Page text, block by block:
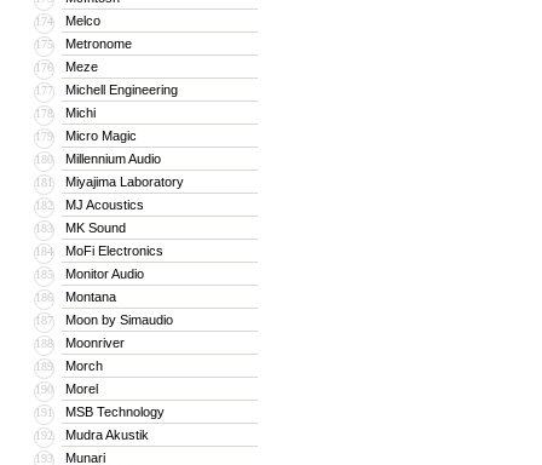
174 Melco
175 Metronome
176 Meze
177 Michell Engineering
178 Michi
179 Micro Magic
180 Millennium Audio
181 Miyajima Laboratory
182 MJ Acoustics
183 MK Sound
184 MoFi Electronics
185 Monitor Audio
186 Montana
187 Moon by Simaudio
188 Moonriver
189 Morch
190 Morel
191 MSB Technology
192 Mudra Akustik
193 Munari